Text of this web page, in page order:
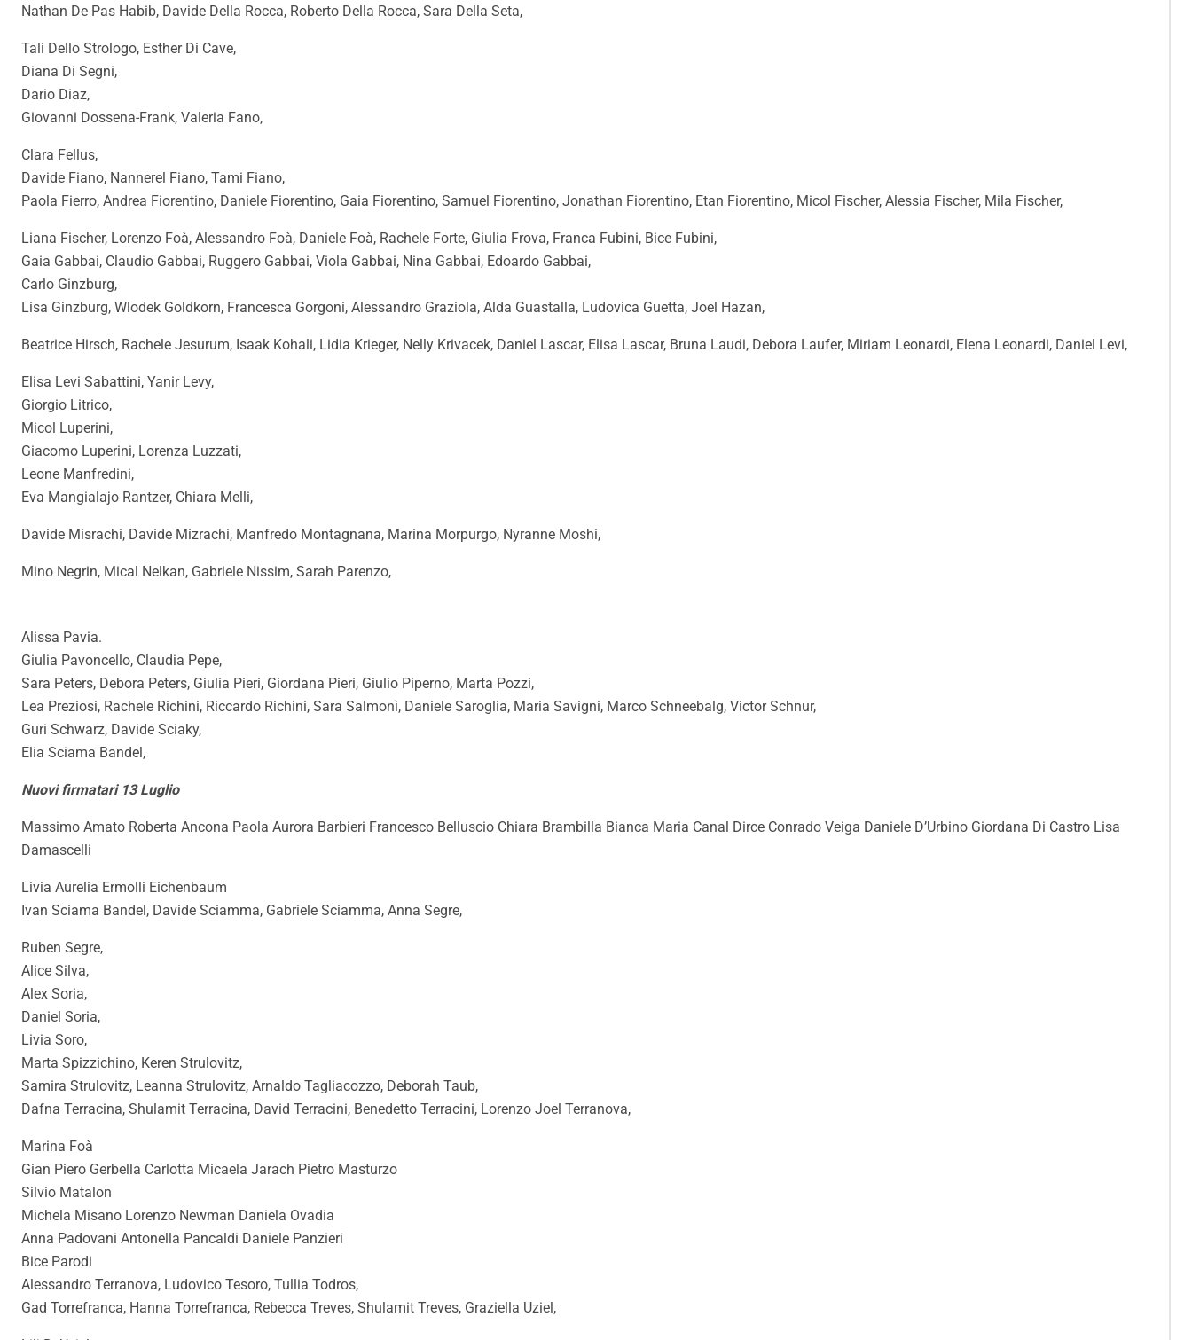
Nathan De Pas Habib, Davide Della Rocca, Roberto Della Rocca, Sara Della Seta,
Tali Dello Strologo, Esther Di Cave,
Diana Di Segni,
Dario Diaz,
Giovanni Dossena-Frank, Valeria Fano,
Clara Fellus,
Davide Fiano, Nannerel Fiano, Tami Fiano,
Paola Fierro, Andrea Fiorentino, Daniele Fiorentino, Gaia Fiorentino, Samuel Fiorentino, Jonathan Fiorentino, Etan Fiorentino, Micol Fischer, Alessia Fischer, Mila Fischer,
Liana Fischer, Lorenzo Foà, Alessandro Foà, Daniele Foà, Rachele Forte, Giulia Frova, Franca Fubini, Bice Fubini,
Gaia Gabbai, Claudio Gabbai, Ruggero Gabbai, Viola Gabbai, Nina Gabbai, Edoardo Gabbai,
Carlo Ginzburg,
Lisa Ginzburg, Wlodek Goldkorn, Francesca Gorgoni, Alessandro Graziola, Alda Guastalla, Ludovica Guetta, Joel Hazan,
Beatrice Hirsch, Rachele Jesurum, Isaak Kohali, Lidia Krieger, Nelly Krivacek, Daniel Lascar, Elisa Lascar, Bruna Laudi, Debora Laufer, Miriam Leonardi, Elena Leonardi, Daniel Levi,
Elisa Levi Sabattini, Yanir Levy,
Giorgio Litrico,
Micol Luperini,
Giacomo Luperini, Lorenza Luzzati,
Leone Manfredini,
Eva Mangialajo Rantzer, Chiara Melli,
Davide Misrachi, Davide Mizrachi, Manfredo Montagnana, Marina Morpurgo, Nyranne Moshi,
Mino Negrin, Mical Nelkan, Gabriele Nissim, Sarah Parenzo,
Alissa Pavia.
Giulia Pavoncello, Claudia Pepe,
Sara Peters, Debora Peters, Giulia Pieri, Giordana Pieri, Giulio Piperno, Marta Pozzi,
Lea Preziosi, Rachele Richini, Riccardo Richini, Sara Salmonì, Daniele Saroglia, Maria Savigni, Marco Schneebalg, Victor Schnur,
Guri Schwarz, Davide Sciaky,
Elia Sciama Bandel,
Nuovi firmatari 13 Luglio
Massimo Amato Roberta Ancona Paola Aurora Barbieri Francesco Belluscio Chiara Brambilla Bianca Maria Canal Dirce Conrado Veiga Daniele D’Urbino Giordana Di Castro Lisa
Damascelli
Livia Aurelia Ermolli Eichenbaum
Ivan Sciama Bandel, Davide Sciamma, Gabriele Sciamma, Anna Segre,
Ruben Segre,
Alice Silva,
Alex Soria,
Daniel Soria,
Livia Soro,
Marta Spizzichino, Keren Strulovitz,
Samira Strulovitz, Leanna Strulovitz, Arnaldo Tagliacozzo, Deborah Taub,
Dafna Terracina, Shulamit Terracina, David Terracini, Benedetto Terracini, Lorenzo Joel Terranova,
Marina Foà
Gian Piero Gerbella Carlotta Micaela Jarach Pietro Masturzo
Silvio Matalon
Michela Misano Lorenzo Newman Daniela Ovadia
Anna Padovani Antonella Pancaldi Daniele Panzieri
Bice Parodi
Alessandro Terranova, Ludovico Tesoro, Tullia Todros,
Gad Torrefranca, Hanna Torrefranca, Rebecca Treves, Shulamit Treves, Graziella Uziel,